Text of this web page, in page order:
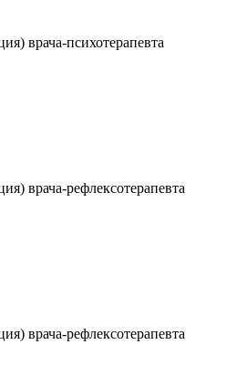
врача-психотерапевта
врача-рефлексотерапевта
врача-рефлексотерапевта